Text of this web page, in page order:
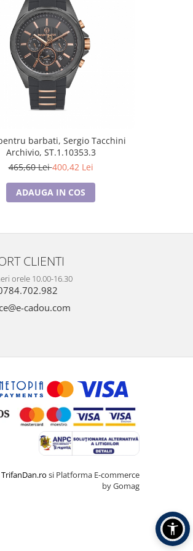
barbati, Sergio Tacchini
Archivio, ST.1.10353.3
465,60 Lei400,42 Lei
ADAUGA IN COS
CLIENTI
orele 10.00-16.30
cadou.com
si Platforma E-commerce
by Gomag